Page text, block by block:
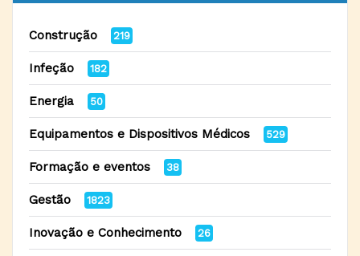
Construção 219
Infeção 182
Energia 50
Equipamentos e Dispositivos Médicos 529
Formação e eventos 38
Gestão 1823
Inovação e Conhecimento 26